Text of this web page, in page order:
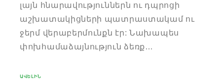
լայն հնարավություններն ու դպրոցի
աշխատակիցների պատրաստակամ ու
ջերմ վերաբերմունքն էր: Նախապես
փոխհամաձայնություն ձեռք…
ԱՎԵԼԻՆ